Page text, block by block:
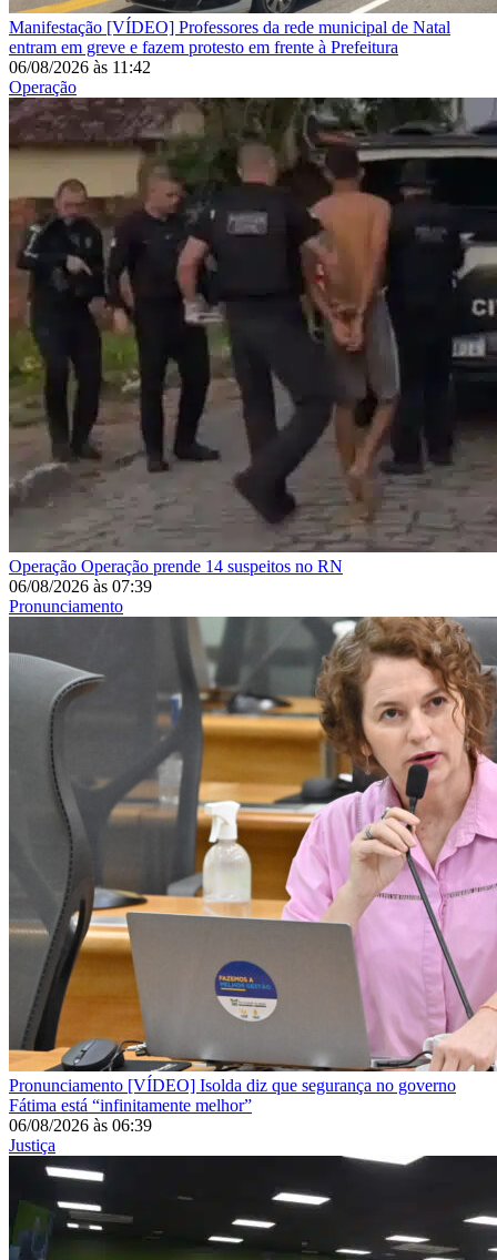
Manifestação [VÍDEO] Professores da rede municipal de Natal
entram em greve e fazem protesto em frente à Prefeitura
06/08/2026 às 11:42
Operação
Operação Operação prende 14 suspeitos no RN
06/08/2026 às 07:39
Pronunciamento
Pronunciamento [VÍDEO] Isolda diz que segurança no governo
Fátima está “infinitamente melhor”
06/08/2026 às 06:39
Justiça